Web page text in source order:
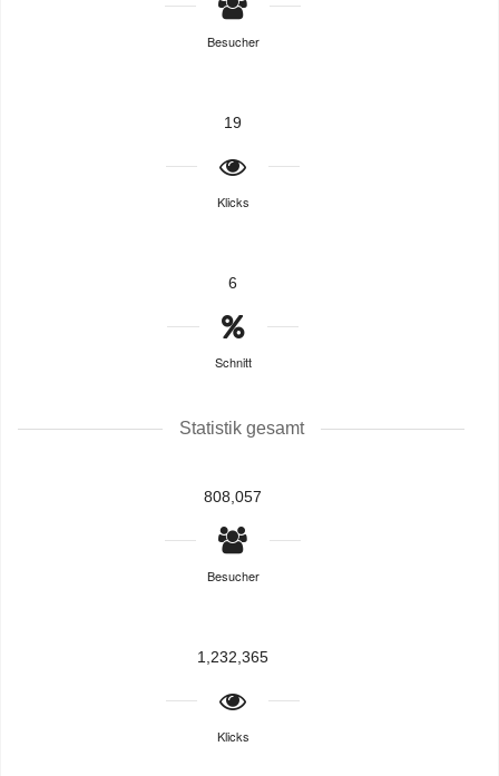
Besucher
19
Klicks
6
Schnitt
Statistik gesamt
808,057
Besucher
1,232,365
Klicks